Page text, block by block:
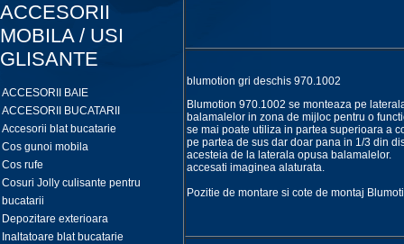
ACCESORII
MOBILA / USI
GLISANTE
ACCESORII BAIE
ACCESORII BUCATARII
Accesorii blat bucatarie
Cos gunoi mobila
Cos rufe
Cosuri Jolly culisante pentru
bucatarii
Depozitare exterioara
Inaltatoare blat bucatarie
blumotion gri deschis 970.1002
Blumotion 970.1002 se monteaza pe
balamalelor in zona de mijloc pentru o
se mai poate utiliza in partea superioara a
pe partea de sus dar doar pana in 1/3 din
acesteia de la laterala opusa
accesati imaginea alaturata.
Pozitie de montare si cote de montaj